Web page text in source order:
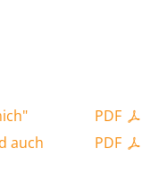
PDF
PDF
auch